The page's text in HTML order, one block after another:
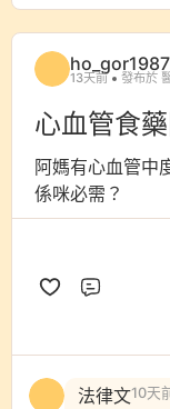
ho_gor1987
13天前 發布於
心血管食
阿媽有心血管中
係咪必需？
法律文10天